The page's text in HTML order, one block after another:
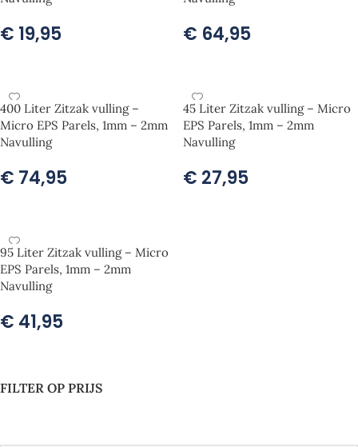
FILTER OP PRIJS
€ 19,95 € 64,95
400 Liter Zitzak vulling –
Micro EPS Parels, 1mm – 2mm
Navulling
€ 74,95
45 Liter Zitzak vulling – Micro
EPS Parels, 1mm – 2mm
Navulling
€ 27,95
95 Liter Zitzak vulling – Micro
EPS Parels, 1mm – 2mm
Navulling
€ 41,95